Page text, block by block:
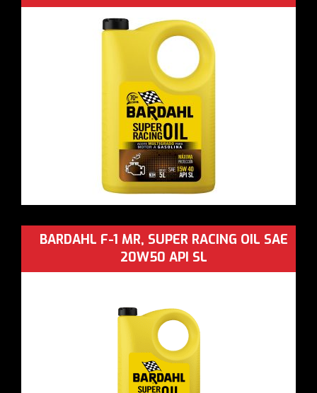
BARDAHL F-1 MR, SUPER RACING OIL SAE
20W50 API SL